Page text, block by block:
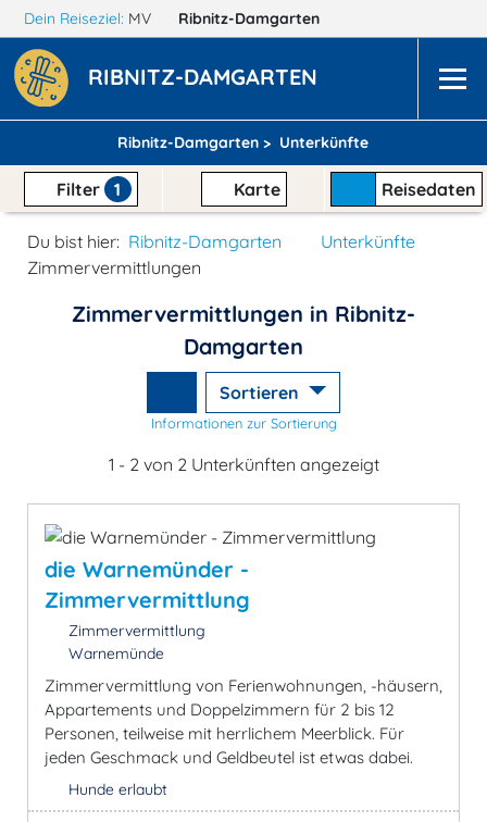
Dein Reiseziel: MV Ribnitz-Damgarten
RIBNITZ-DAMGARTEN
Ribnitz-Damgarten > Unterkünfte
Filter 1 Karte Reisedaten
Du bist hier: Ribnitz-Damgarten
Unterkünfte
Zimmervermittlungen
Zimmervermittlungen in Ribnitz-
Damgarten
Sortieren
Informationen zur Sortierung
1 - 2 von 2 Unterkünften angezeigt
die Warnemünder -
Zimmervermittlung
Zimmervermittlung
Warnemünde
Zimmervermittlung von Ferienwohnungen, -häusern,
Appartements und Doppelzimmern für 2 bis 12
Personen, teilweise mit herrlichem Meerblick. Für
jeden Geschmack und Geldbeutel ist etwas dabei.
Hunde erlaubt